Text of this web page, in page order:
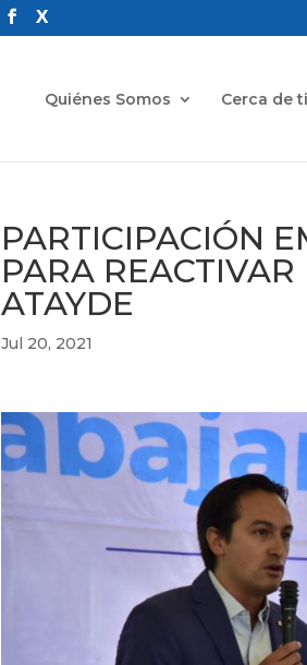
Quiénes Somos Cerca de ti
PARTICIPACIÓN
PARA
ATAYDE
Jul 20, 2021